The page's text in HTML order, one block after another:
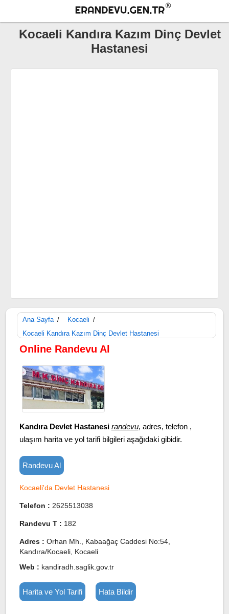
Kocaeli Kandıra Kazım Dinç Devlet
Hastanesi
Ana Sayfa / Kocaeli /
Kocaeli Kandıra Kazım Dinç Devlet Hastanesi
Online Randevu Al
Kandıra Devlet Hastanesi randevu, adres, telefon ,
ulaşım harita ve yol tarifi bilgileri aşağıdaki gibidir.
Randevu Al
Kocaeli'da Devlet Hastanesi
Telefon : 2625513038
Randevu T : 182
Adres : Orhan Mh., Kabaağaç Caddesi No:54,
Kandıra/Kocaeli, Kocaeli
Web : kandiradh.saglik.gov.tr
Harita ve Yol Tarifi Hata Bildir